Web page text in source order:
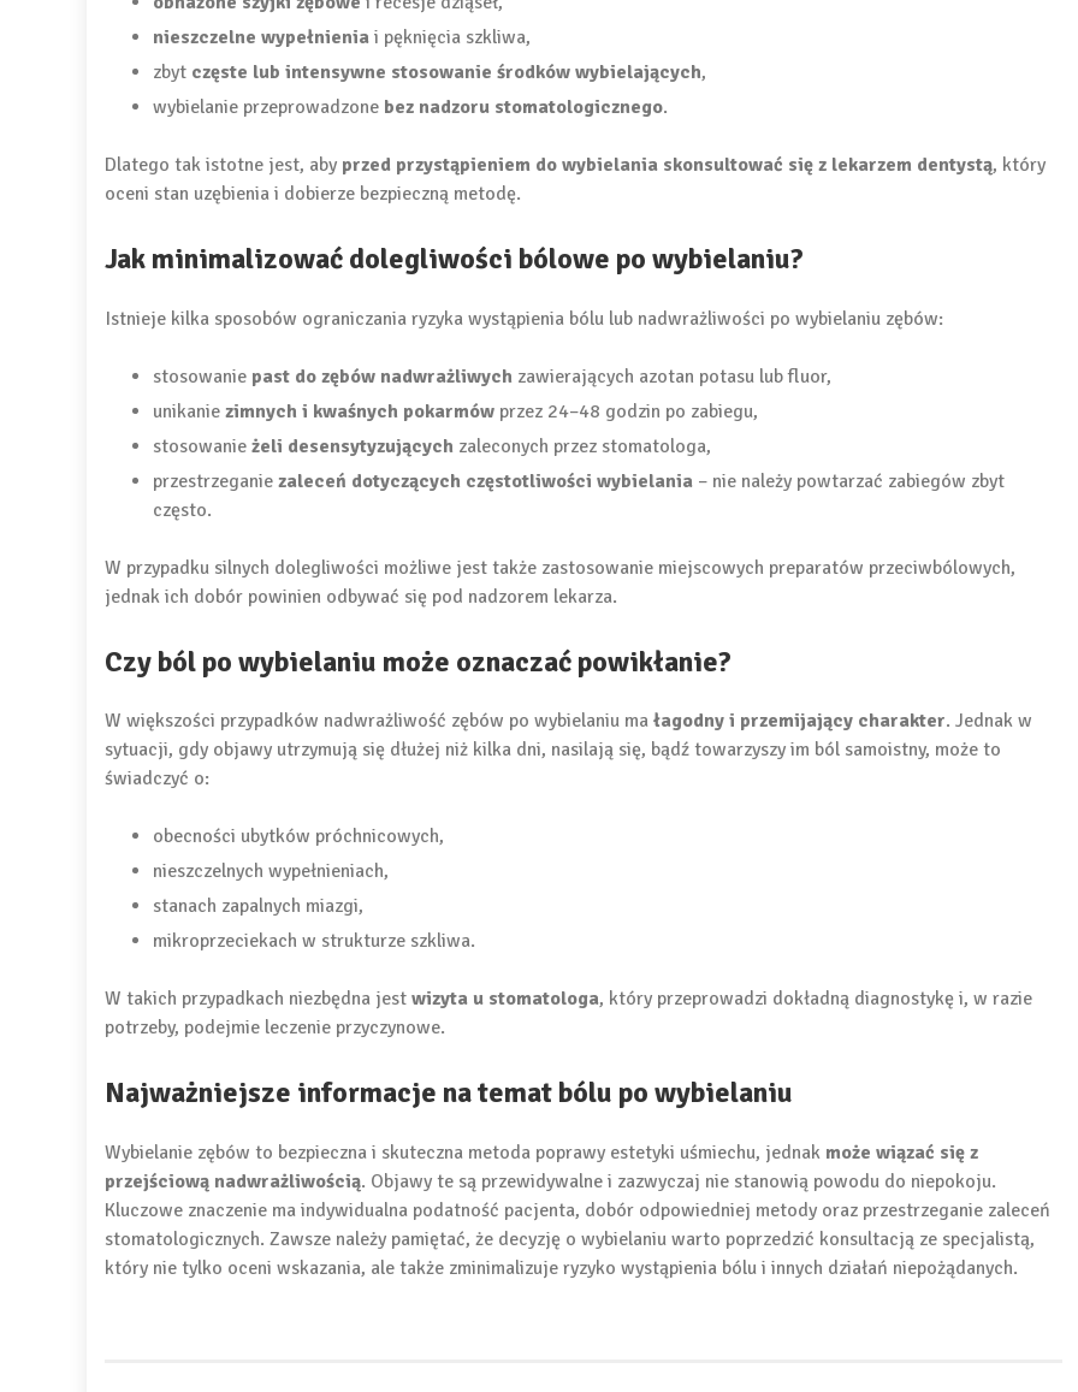
nieszczelne wypełnienia i pęknięcia szkliwa,
zbyt częste lub intensywne stosowanie środków wybielających,
wybielanie przeprowadzone bez nadzoru stomatologicznego.
Dlatego tak istotne jest, aby przed przystąpieniem do wybielania skonsultować się z lekarzem dentystą, który
oceni stan uzębienia i dobierze bezpieczną metodę.
Jak minimalizować dolegliwości bólowe po wybielaniu?
Istnieje kilka sposobów ograniczania ryzyka wystąpienia bólu lub nadwrażliwości po wybielaniu zębów:
stosowanie past do zębów nadwrażliwych zawierających azotan potasu lub fluor,
unikanie zimnych i kwaśnych pokarmów przez 24–48 godzin po zabiegu,
stosowanie żeli desensytyzujących zaleconych przez stomatologa,
przestrzeganie zaleceń dotyczących częstotliwości wybielania – nie należy powtarzać zabiegów zbyt
często.
W przypadku silnych dolegliwości możliwe jest także zastosowanie miejscowych preparatów przeciwbólowych,
jednak ich dobór powinien odbywać się pod nadzorem lekarza.
Czy ból po wybielaniu może oznaczać powikłanie?
W większości przypadków nadwrażliwość zębów po wybielaniu ma łagodny i przemijający charakter. Jednak w
sytuacji, gdy objawy utrzymują się dłużej niż kilka dni, nasilają się, bądź towarzyszy im ból samoistny, może to
świadczyć o:
obecności ubytków próchnicowych,
nieszczelnych wypełnieniach,
stanach zapalnych miazgi,
mikroprzeciekach w strukturze szkliwa.
W takich przypadkach niezbędna jest wizyta u stomatologa, który przeprowadzi dokładną diagnostykę i, w razie
potrzeby, podejmie leczenie przyczynowe.
Najważniejsze informacje na temat bólu po wybielaniu
Wybielanie zębów to bezpieczna i skuteczna metoda poprawy estetyki uśmiechu, jednak może wiązać się z
przejściową nadwrażliwością. Objawy te są przewidywalne i zazwyczaj nie stanowią powodu do niepokoju.
Kluczowe znaczenie ma indywidualna podatność pacjenta, dobór odpowiedniej metody oraz przestrzeganie zaleceń
stomatologicznych. Zawsze należy pamiętać, że decyzję o wybielaniu warto poprzedzić konsultacją ze specjalistą,
który nie tylko oceni wskazania, ale także zminimalizuje ryzyko wystąpienia bólu i innych działań niepożądanych.